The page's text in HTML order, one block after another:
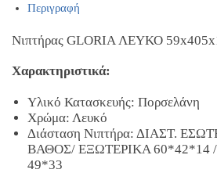
Περιγραφή
Νιπτήρας GLORIA ΛΕΥΚΟ
Χαρακτηριστικά:
Υλικό Κατασκευής: Πορσελάνη
Χρώμα: Λευκό
Διάσταση Νιπτήρα: ΔΙΑΣΤ.
ΒΑΘΟΣ/ ΕΞΩΤΕΡΙΚΑ
49*33